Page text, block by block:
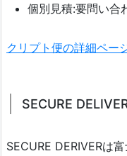
個別見積:要問い合
クリプト便の詳細ペー
SECURE
SECURE DERIVERは